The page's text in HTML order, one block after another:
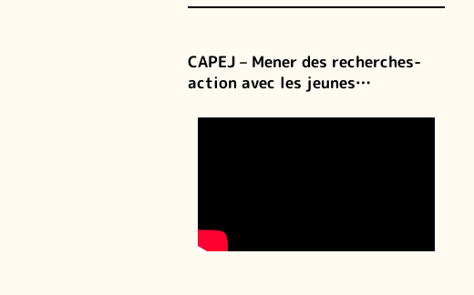
CAPEJ – Mener des recherches-
action avec les jeunes…